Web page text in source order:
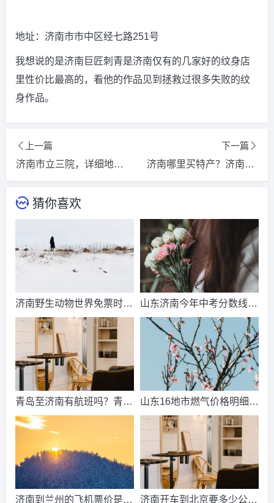
地址：济南市市中区经七路251号
我想说的是济南巨匠刺青是济南仅有的几家好的纹身店
里性价比最高的，看他的作品见到拯救过很多失败的纹
身作品。
上一篇
济南市立三院，详细地址，邮编，包括街道号码？济南市立三院几点上班时间？
下一篇
济南哪里买特产？济南人气最旺的菜市场？
猜你喜欢
济南野生动物世界免票时
间？济南动物王国票价？
山东济南今年中考分数线出
来了吗？济南中考总分多
青岛至济南有航班吗？青岛
到济南的高铁票多钱？
山东16地市燃气价格明细？
2021山东天然气费收费标
济南到兰州的飞机票价是多 济南开车到北京要多少公